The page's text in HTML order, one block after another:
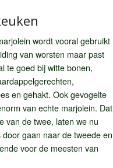
wordt vooral gebruikt
van worsten maar past
te goed bij witte bonen,
en gehakt. Ook gevogelte
van echte marjolein. Dat
van de twee, laten we nu
door gaan naar de tweede en
voor de meesten van